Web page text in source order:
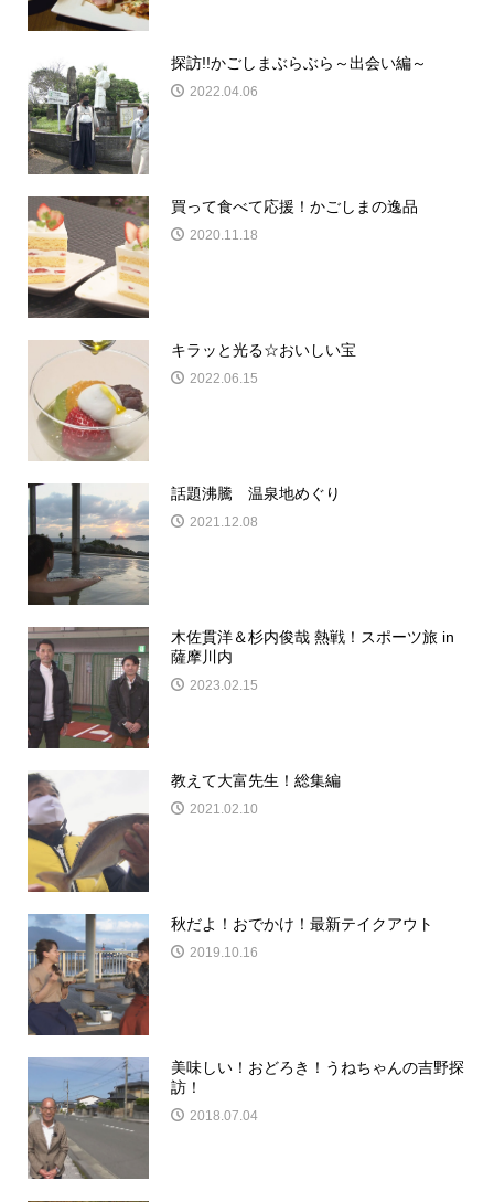
探訪!!かごしまぶらぶら～出会い編～
2022.04.06
買って食べて応援！かごしまの逸品
2020.11.18
キラッと光る☆おいしい宝
2022.06.15
話題沸騰 温泉地めぐり
2021.12.08
木佐貫洋＆杉内俊哉 熱戦！スポーツ旅 in
薩摩川内
2023.02.15
教えて大富先生！総集編
2021.02.10
秋だよ！おでかけ！最新テイクアウト
2019.10.16
美味しい！おどろき！うねちゃんの吉野探
訪！
2018.07.04